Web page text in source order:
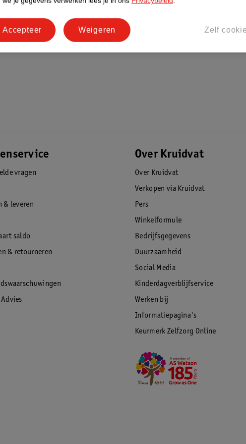
vragen
& leveren
saldo
& retourneren
Over Kruidvat
Over Kruidvat
Verkopen via Kruidvat
Pers
Winkelformule
Bedrijfsgegevens
Duurzaamheid
Social Media
Kinderdagverblijfservice
Werken bij
Informatiepagina's
Keurmerk Zelfzorg Online
Zelf
Weigeren
Accepteer